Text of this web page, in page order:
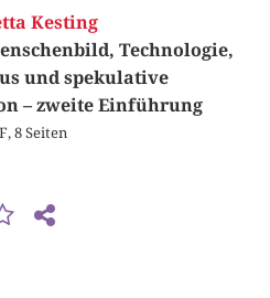
Kesting
Technologie,
und spekulative
– zweite Einführung
8 Seiten